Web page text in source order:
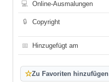
💻 Online-Ausmalungen
🔒 Copyright
📅 Hinzugefügt am
☆Zu Favoriten hinzufügen